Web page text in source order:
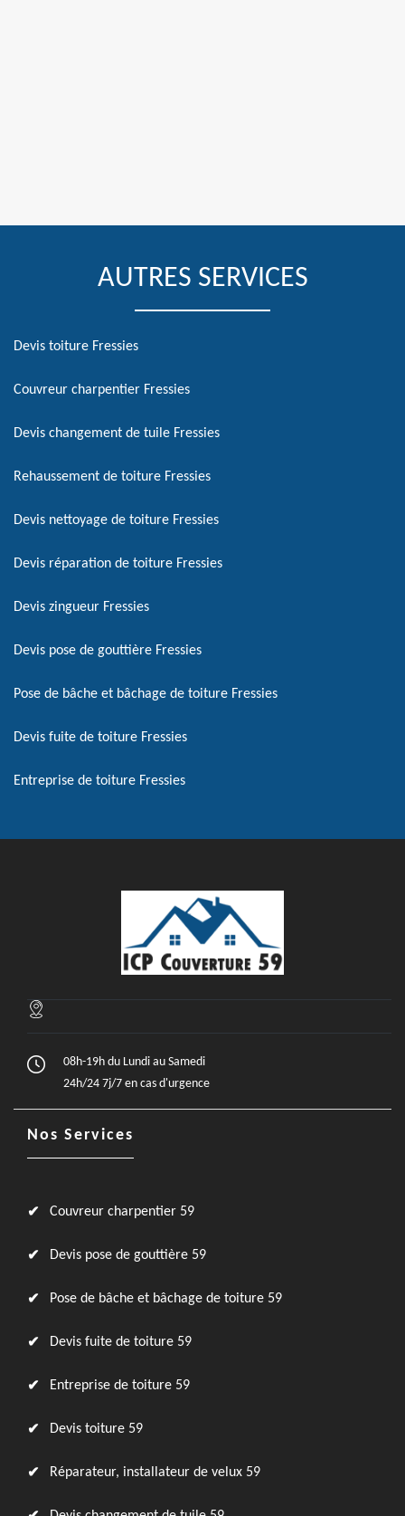
AUTRES SERVICES
Devis toiture Fressies
Couvreur charpentier Fressies
Devis changement de tuile Fressies
Rehaussement de toiture Fressies
Devis nettoyage de toiture Fressies
Devis réparation de toiture Fressies
Devis zingueur Fressies
Devis pose de gouttière Fressies
Pose de bâche et bâchage de toiture Fressies
Devis fuite de toiture Fressies
Entreprise de toiture Fressies
08h-19h du Lundi au Samedi
24h/24 7j/7 en cas d'urgence
Nos Services
Couvreur charpentier 59
Devis pose de gouttière 59
Pose de bâche et bâchage de toiture 59
Devis fuite de toiture 59
Entreprise de toiture 59
Devis toiture 59
Réparateur, installateur de velux 59